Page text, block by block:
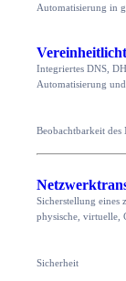
Automatisierung in
Integriertes DNS,
Automatisierung
Beobachtbarkeit des
Sicherstellung eines
physische, virtuelle,
Sicherheit